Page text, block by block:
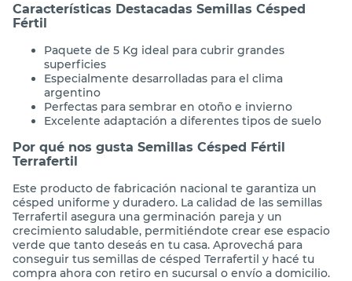
Características Destacadas Semillas Césped
Fértil
Paquete de 5 Kg ideal para cubrir grandes
superficies
Especialmente desarrolladas para el clima
argentino
Perfectas para sembrar en otoño e invierno
Excelente adaptación a diferentes tipos de suelo
Por qué nos gusta Semillas Césped Fértil
Terrafertil
Este producto de fabricación nacional te garantiza un
césped uniforme y duradero. La calidad de las semillas
Terrafertil asegura una germinación pareja y un
crecimiento saludable, permitiéndote crear ese espacio
verde que tanto deseás en tu casa. Aprovechá para
conseguir tus semillas de césped Terrafertil y hacé tu
compra ahora con retiro en sucursal o envío a domicilio.